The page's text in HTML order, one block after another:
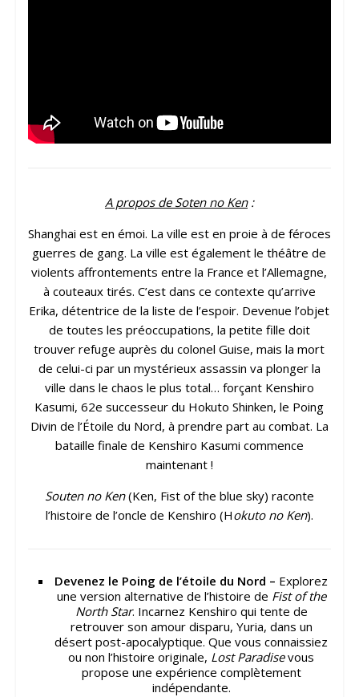
A propos de Soten no Ken:
Shanghai est en émoi. La ville est en proie à de féroces
guerres de gang. La ville est également le théâtre de
violents affrontements entre la France et l’Allemagne,
à couteaux tirés. C’est dans ce contexte qu’arrive
Erika, détentrice de la liste de l’espoir. Devenue l’objet
de toutes les préoccupations, la petite fille doit
trouver refuge auprès du colonel Guise, mais la mort
de celui-ci par un mystérieux assassin va plonger la
ville dans le chaos le plus total… forçant Kenshiro
Kasumi, 62e successeur du Hokuto Shinken, le Poing
Divin de l’Étoile du Nord, à prendre part au combat. La
bataille finale de Kenshiro Kasumi commence
maintenant !
Souten no Ken(Ken, Fist of the blue sky) raconte
l’histoire de l’oncle de Kenshiro (Hokuto no Ken).
Devenez le Poing de l’étoile du Nord – Explorez
une version alternative de l’histoire de Fist of the
North Star. Incarnez Kenshiro qui tente de
retrouver son amour disparu, Yuria, dans un
désert post-apocalyptique. Que vous connaissiez
ou non l’histoire originale, Lost Paradisevous
propose une expérience complètement
indépendante.